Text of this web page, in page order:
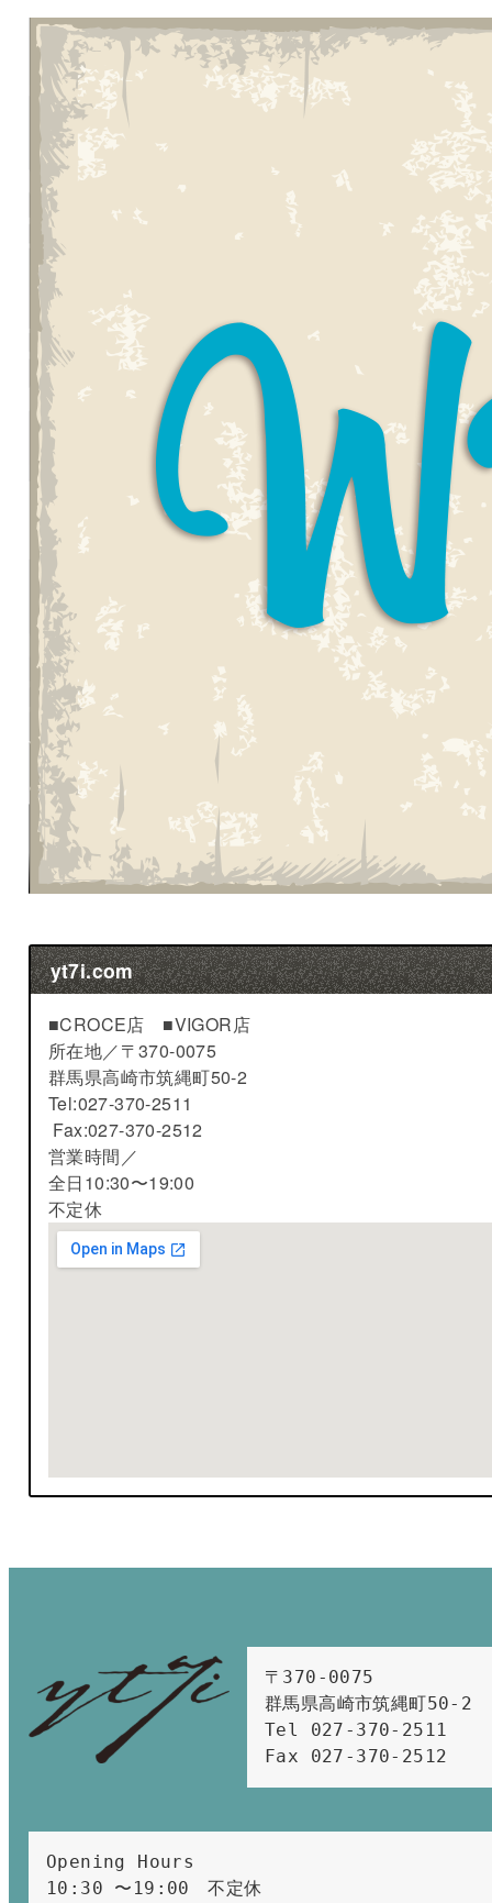
yt7i.com
■CROCE店 ■VIGOR店
所在地／〒370-0075
群馬県高崎市筑縄町50-2
Tel:027-370-2511
Fax:027-370-2512
営業時間／
全日10:30〜19:00
不定休
〒370-0075
群馬県高崎市筑縄町50-2
Tel 027-370-2511
Fax 027-370-2512
Opening Hours
10:30 〜19:00　不定休